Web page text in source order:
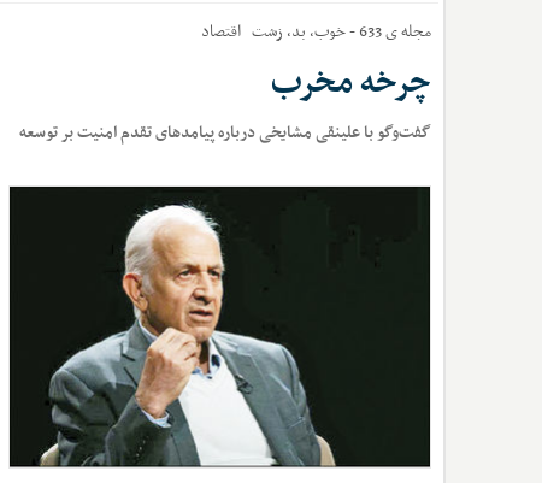
مجله ی 633 - خوب، بد، زشت
اقتصاد
چرخه مخرب
گفت‌وگو با علینقی مشایخی درباره پیامدهای تقدم امنیت بر توسعه